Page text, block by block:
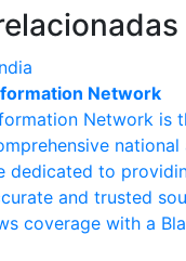
Network
Network is
national
dedicated to
and trusted
coverage with a